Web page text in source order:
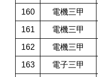
160 電機三甲
161 電機三甲
162 電機三甲
163 電子三甲